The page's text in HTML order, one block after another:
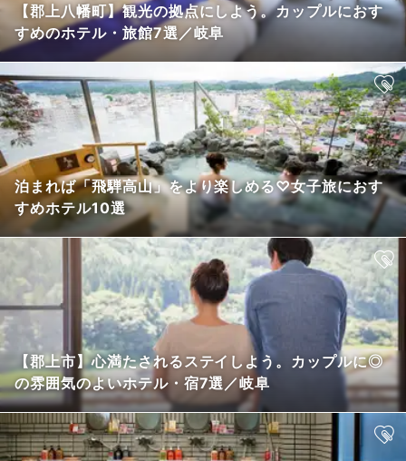
【郡上八幡町】観光の拠点にしよう。カップルにおす
すめのホテル・旅館7選／岐阜
泊まれば「飛騨高山」をより楽しめる♡女子旅におす
すめホテル10選
【郡上市】心満たされるステイしよう。カップルに◎
の雰囲気のよいホテル・宿7選／岐阜